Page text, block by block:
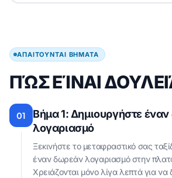
ΑΠΑΙΤΟΎΝΤΑΙ ΒΉΜΑΤΑ
ΠΏΣ ΕΊΝΑΙ
01
Βήμα 1: Δημιουργήστε
λογαριασμό
Ξεκινήστε το μεταφραστικό σας
έναν δωρεάν λογαριασμό στην
Χρειάζονται μόνο λίγα λεπτά για να